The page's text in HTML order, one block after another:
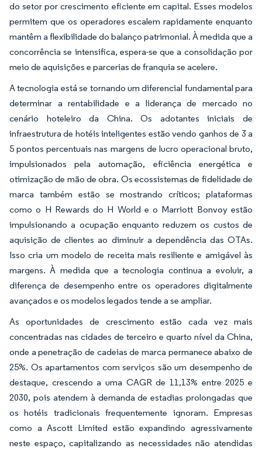
do setor por crescimento eficiente em capital. Esses modelos
permitem que os operadores escalem rapidamente enquanto
mantêm a flexibilidade do balanço patrimonial. À medida que a
concorrência se intensifica, espera-se que a consolidação por
meio de aquisições e parcerias de franquia se acelere.
A tecnologia está se tornando um diferencial fundamental para
determinar a rentabilidade e a liderança de mercado no
cenário hoteleiro da China. Os adotantes iniciais de
infraestrutura de hotéis inteligentes estão vendo ganhos de 3 a
5 pontos percentuais nas margens de lucro operacional bruto,
impulsionados pela automação, eficiência energética e
otimização de mão de obra. Os ecossistemas de fidelidade de
marca também estão se mostrando críticos; plataformas
como o H Rewards do H World e o Marriott Bonvoy estão
impulsionando a ocupação enquanto reduzem os custos de
aquisição de clientes ao diminuir a dependência das OTAs.
Isso cria um modelo de receita mais resiliente e amigável às
margens. À medida que a tecnologia continua a evoluir, a
diferença de desempenho entre os operadores digitalmente
avançados e os modelos legados tende a se ampliar.
As oportunidades de crescimento estão cada vez mais
concentradas nas cidades de terceiro e quarto nível da China,
onde a penetração de cadeias de marca permanece abaixo de
25%. Os apartamentos com serviços são um desempenho de
destaque, crescendo a uma CAGR de 11,13% entre 2025 e
2030, pois atendem à demanda de estadias prolongadas que
os hotéis tradicionais frequentemente ignoram. Empresas
como a Ascott Limited estão expandindo agressivamente
neste espaço, capitalizando as necessidades não atendidas